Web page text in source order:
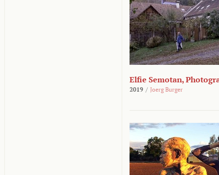
Elfie Semotan,
2019 / Joerg Burger